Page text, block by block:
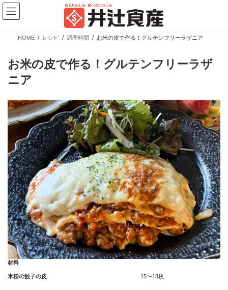
コ
テ
ナ
ゲ
新商品情報
【新商品】ぎょうざの皮 大判 少量パック
カテゴリー
業務用商品
ブランド
広島餃子
餃子の皮・春巻の皮
売場
精肉向け商品
日配向け商品
冷凍向け商品
HOME レシピ 調理時間 お米の皮で作る！グルテンフリーラザニア
お米の皮で作る！グルテンフリーラザ
ニア
材料
米粉の餃子の皮 15〜18枚